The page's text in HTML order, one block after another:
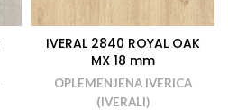
IVERAL 2840 ROYAL OAK
MX 18 mm
OPLEMENJENA IVERICA
(IVERALI)